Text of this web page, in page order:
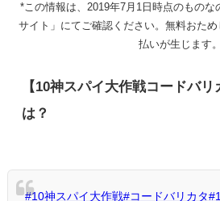
*この情報は、2019年7月1日時点のもの
サイト」にてご確認ください。無料おた
払いが生じます。
【10神スパイ大作戦コードバ
は？
#10神スパイ大作戦#コードバリカタ